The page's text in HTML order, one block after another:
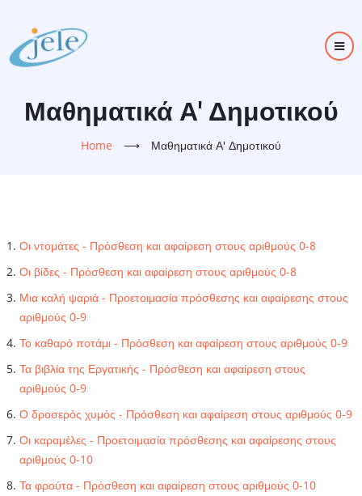
main
content
Μαθηματικά Α' Δημοτικού
Home ⟶ Μαθηματικά Α' Δημοτικού
Οι ντομάτες - Πρόσθεση και αφαίρεση στους αριθμούς 0-8
Οι βίδες - Πρόσθεση και αφαίρεση στους αριθμούς 0-8
Μια καλή ψαριά - Προετοιμασία πρόσθεσης και αφαίρεσης στους
αριθμούς 0-9
Το καθαρό ποτάμι - Πρόσθεση και αφαίρεση στους αριθμούς 0-9
Τα βιβλία της Εργατικής - Πρόσθεση και αφαίρεση στους
αριθμούς 0-9
Ο δροσερός χυμός - Πρόσθεση και αφαίρεση στους αριθμούς 0-9
Οι καραμέλες - Προετοιμασία πρόσθεσης και αφαίρεσης στους
αριθμούς 0-10
Τα φρούτα - Πρόσθεση και αφαίρεση στους αριθμούς 0-10